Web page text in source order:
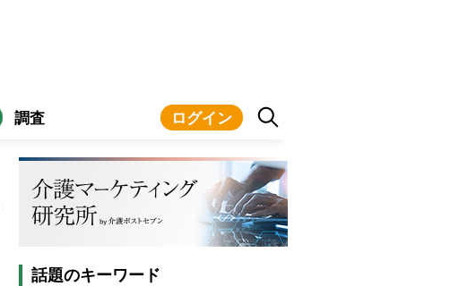
調査 ログイン
話題のキーワード